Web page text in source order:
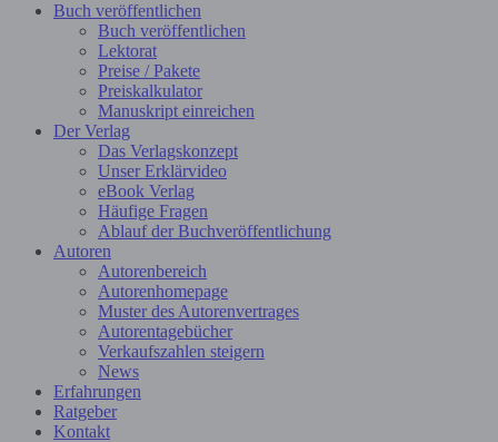
Buch veröffentlichen
Buch veröffentlichen
Lektorat
Preise / Pakete
Preiskalkulator
Manuskript einreichen
Der Verlag
Das Verlagskonzept
Unser Erklärvideo
eBook Verlag
Häufige Fragen
Ablauf der Buchveröffentlichung
Autoren
Autorenbereich
Autorenhomepage
Muster des Autorenvertrages
Autorentagebücher
Verkaufszahlen steigern
News
Erfahrungen
Ratgeber
Kontakt